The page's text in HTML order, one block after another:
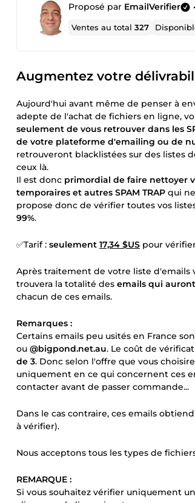
Proposé par EmailVerifier •
Ventes au total327
Augmentez votre
Aujourd'hui avant même de penser à
adepte de l'achat de fichiers en ligne,
seulement de vous retrouver dans les
de votre plateforme d'emailing ou de
retrouveront blacklistées sur des listes
ceux là.
Il est donc primordial de faire nettoyer
temporaires et autres SPAM TRAP qui
propose donc de vérifier toutes vos
99%.
✅Tarif : seulement 17,34 $US pour
Après traitement de votre liste d'emails
trouvera la totalité des emails qui
chacun de ces emails.
Remarques :
Certains emails peu usités en France
ou @bigpond.net.au. Le coût de
de 3. Donc selon l'offre que vous
uniquement en ce qui concernent ces
contacter avant de passer commande...
Dans le cas contraire, ces emails
à vérifier).
Nous acceptons tous les types de
REMARQUE :
Si vous souhaitez vérifier uniquement